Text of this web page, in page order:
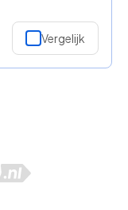
Vergelijk